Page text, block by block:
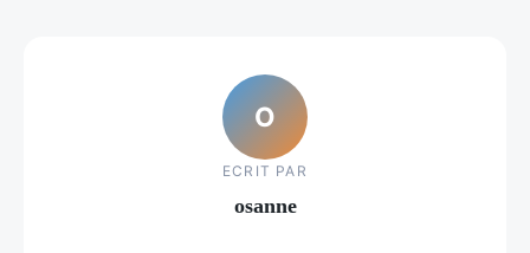
O
ECRIT PAR
osanne